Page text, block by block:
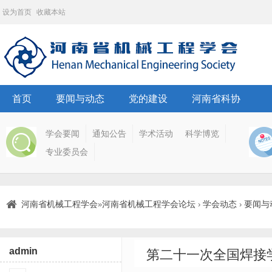
设为首页 收藏本站
首页 要闻与动态 党的建设 河南省科协
学会要闻 通知公告 学术活动
科学博览
专业委员会
河南省机械工程学会»河南省机械工程学会论坛 › 学会动态 › 要闻与
admin 第二十一次全国焊接